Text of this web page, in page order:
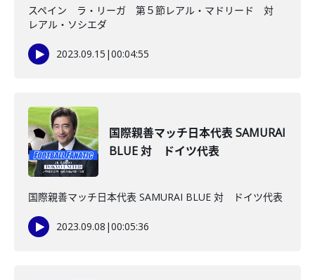
スペイン ラ・リーガ 第５節レアル・マドリード 対
レアル・ソシエダ
2023.09.15 |00:04:55
国際親善マッチ日本代表 SAMURAI
BLUE 対 ドイツ代表
国際親善マッチ日本代表 SAMURAI BLUE 対 ドイツ代表
2023.09.08 |00:05:36